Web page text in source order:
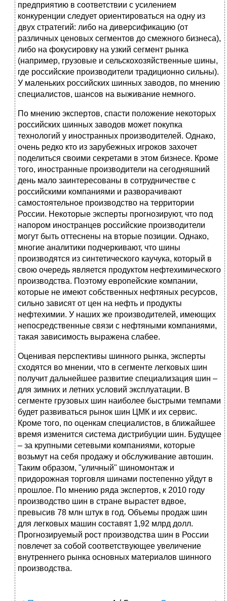
предприятию в соответствии с усилением
конкуренции следует ориентироваться на одну из
двух стратегий: либо на диверсификацию (от
различных ценовых сегментов до смежного бизнеса),
либо на фокусировку на узкий сегмент рынка
(например, грузовые и сельскохозяйственные шины,
где российские производители традиционно сильны).
У маленьких российских шинных заводов, по мнению
специалистов, шансов на выживание немного.
По мнению экспертов, спасти положение некоторых
российских шинных заводов может покупка
технологий у иностранных производителей. Однако,
очень редко кто из зарубежных игроков захочет
поделиться своими секретами в этом бизнесе. Кроме
того, иностранные производители на сегодняшний
день мало заинтересованы в сотрудничестве с
российскими компаниями и разворачивают
самостоятельное производство на территории
России. Некоторые эксперты прогнозируют, что под
напором иностранцев российские производители
могут быть оттеснены на вторые позиции. Однако,
многие аналитики подчеркивают, что шины
производятся из синтетического каучука, который в
свою очередь является продуктом нефтехимического
производства. Поэтому европейские компании,
которые не имеют собственных нефтяных ресурсов,
сильно зависят от цен на нефть и продукты
нефтехимии. У наших же производителей, имеющих
непосредственные связи с нефтяными компаниями,
такая зависимость выражена слабее.
Оценивая перспективы шинного рынка, эксперты
сходятся во мнении, что в сегменте легковых шин
получит дальнейшее развитие специализация шин –
для зимних и летних условий эксплуатации. В
сегменте грузовых шин наиболее быстрыми темпами
будет развиваться рынок шин ЦМК и их сервис.
Кроме того, по оценкам специалистов, в ближайшее
время изменится система дистрибуции шин. Будущее
– за крупными сетевыми компаниями, которые
возьмут на себя продажу и обслуживание автошин.
Таким образом, "уличный" шиномонтаж и
придорожная торговля шинами постепенно уйдут в
прошлое. По мнению ряда экспертов, к 2010 году
производство шин в стране вырастет вдвое,
превысив 78 млн штук в год. Объемы продаж шин
для легковых машин составят 1,92 млрд долл.
Прогнозируемый рост производства шин в России
повлечет за собой соответствующее увеличение
внутреннего рынка основных материалов шинного
производства.